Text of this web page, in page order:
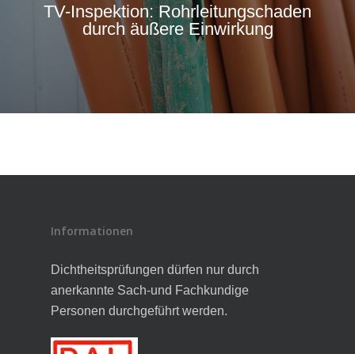
TV-Inspektion: Rohrleitungschaden
durch äußere Einwirkung
Informationen
Dichtheitsprüfungen dürfen nur durch
anerkannte Sach-und Fachkundige
Personen durchgeführt werden.